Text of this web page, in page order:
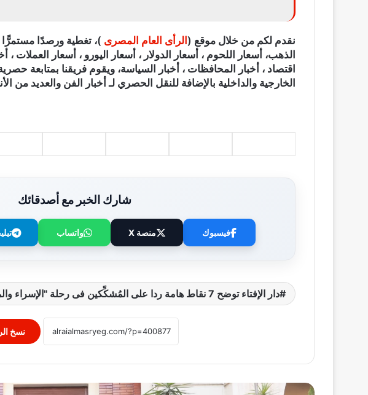
نقدم لكم من خلال موقع (الرأى العام المصرى
الذهب، أسعار اللحوم ، أسعار الدولار ، أسعار اليورو ، أسعار العملات ،
اقتصاد ، أخبار المحافظات ، أخبار السياسة، ويقوم فريقنا بمتابعة
الخارجية والداخلية بالإضافة للنقل الحصري لـ أخبار الفن والعديد من
شارك الخبر مع أصدقائك
فيسبوك منصة X واتساب
دار الإفتاء توضح 7 نقاط هامة ردا على المُشكِّكين فى رحلة "الإسراء والمعراج"
نسخ